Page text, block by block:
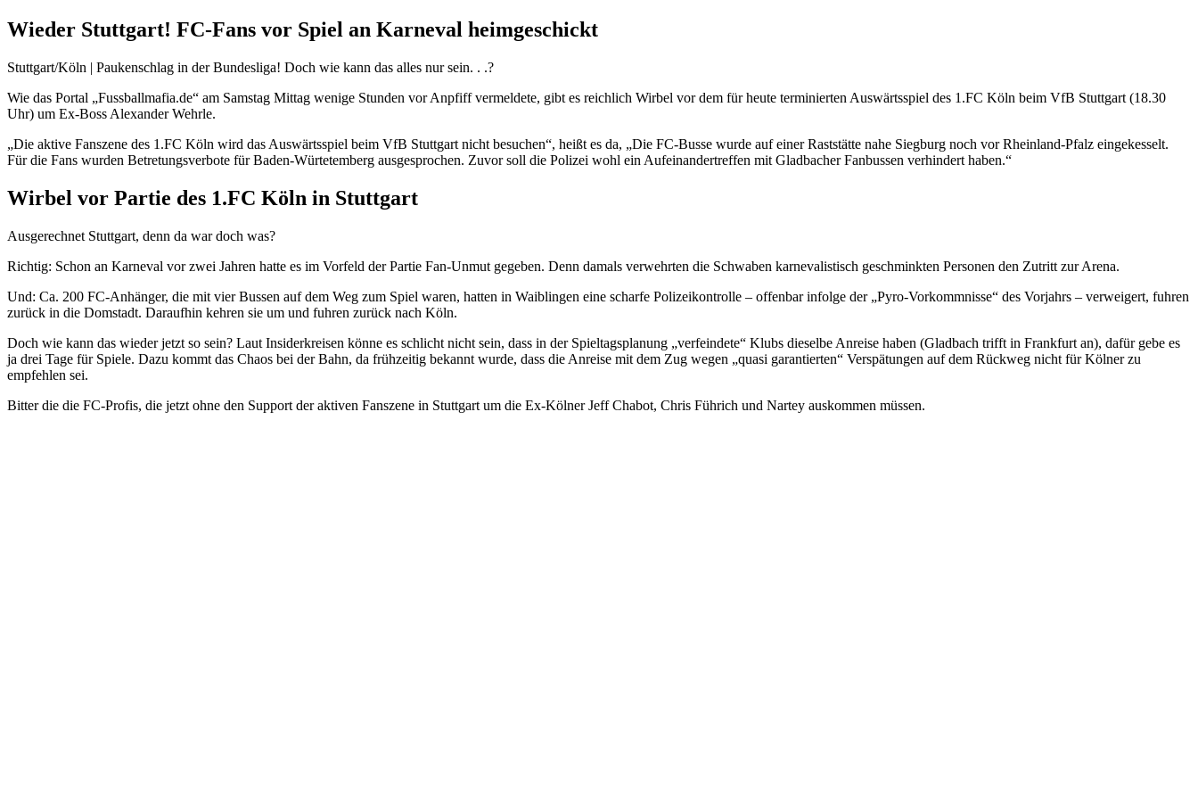
Wieder Stuttgart! FC-Fans vor Spiel an Karneval heimgeschickt
Stuttgart/Köln | Paukenschlag in der Bundesliga! Doch wie kann das alles nur sein. . .?
Wie das Portal „Fussballmafia.de“ am Samstag Mittag wenige Stunden vor Anpfiff vermeldete, gibt es reichlich Wirbel vor dem für heute terminierten Auswärtsspiel des 1.FC Köln beim VfB Stuttgart (18.30
Uhr) um Ex-Boss Alexander Wehrle.
„Die aktive Fanszene des 1.FC Köln wird das Auswärtsspiel beim VfB Stuttgart nicht besuchen“, heißt es da, „Die FC-Busse wurde auf einer Raststätte nahe Siegburg noch vor Rheinland-Pfalz eingekesselt.
Für die Fans wurden Betretungsverbote für Baden-Würtetemberg ausgesprochen. Zuvor soll die Polizei wohl ein Aufeinandertreffen mit Gladbacher Fanbussen verhindert haben.“
Wirbel vor Partie des 1.FC Köln in Stuttgart
Ausgerechnet Stuttgart, denn da war doch was?
Richtig: Schon an Karneval vor zwei Jahren hatte es im Vorfeld der Partie Fan-Unmut gegeben. Denn damals verwehrten die Schwaben karnevalistisch geschminkten Personen den Zutritt zur Arena.
Und: Ca. 200 FC-Anhänger, die mit vier Bussen auf dem Weg zum Spiel waren, hatten in Waiblingen eine scharfe Polizeikontrolle – offenbar infolge der „Pyro-Vorkommnisse“ des Vorjahrs – verweigert, fuhren
zurück in die Domstadt. Daraufhin kehren sie um und fuhren zurück nach Köln.
Doch wie kann das wieder jetzt so sein? Laut Insiderkreisen könne es schlicht nicht sein, dass in der Spieltagsplanung „verfeindete“ Klubs dieselbe Anreise haben (Gladbach trifft in Frankfurt an), dafür gebe es
ja drei Tage für Spiele. Dazu kommt das Chaos bei der Bahn, da frühzeitig bekannt wurde, dass die Anreise mit dem Zug wegen „quasi garantierten“ Verspätungen auf dem Rückweg nicht für Kölner zu
empfehlen sei.
Bitter die die FC-Profis, die jetzt ohne den Support der aktiven Fanszene in Stuttgart um die Ex-Kölner Jeff Chabot, Chris Führich und Nartey auskommen müssen.